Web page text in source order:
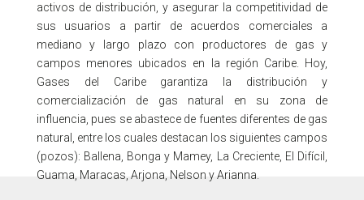
activos de distribución, y asegurar la competitividad de
sus usuarios a partir de acuerdos comerciales a
mediano y largo plazo con productores de gas y
campos menores ubicados en la región Caribe. Hoy,
Gases del Caribe garantiza la distribución y
comercialización de gas natural en su zona de
influencia, pues se abastece de fuentes diferentes de gas
natural, entre los cuales destacan los siguientes campos
(pozos): Ballena, Bonga y Mamey, La Creciente, El Difícil,
Guama, Maracas, Arjona, Nelson y Arianna.